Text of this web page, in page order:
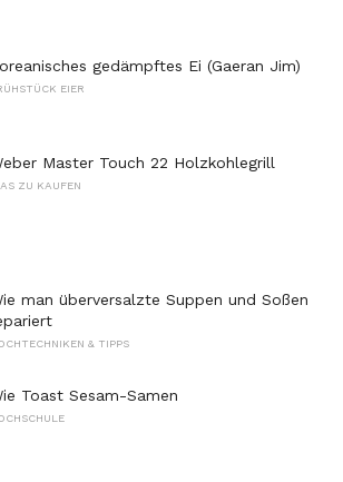
gedämpftes Ei (Gaeran Jim)
EIER
Master Touch 22 Holzkohlegrill
ZU KAUFEN
man überversalzte Suppen und Soßen
& TIPPS
Toast Sesam-Samen